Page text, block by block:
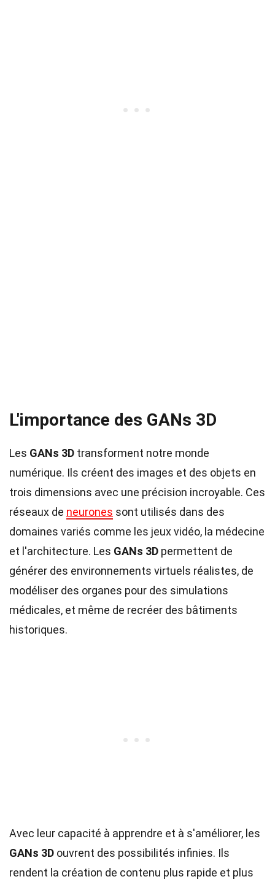
L'importance des GANs 3D
Les GANs 3D transforment notre monde
numérique. Ils créent des images et des objets en
trois dimensions avec une précision incroyable. Ces
réseaux de neurones sont utilisés dans des
domaines variés comme les jeux vidéo, la médecine
et l'architecture. Les GANs 3D permettent de
générer des environnements virtuels réalistes, de
modéliser des organes pour des simulations
médicales, et même de recréer des bâtiments
historiques.
Avec leur capacité à apprendre et à s'améliorer, les
GANs 3D ouvrent des possibilités infinies. Ils
rendent la création de contenu plus rapide et plus